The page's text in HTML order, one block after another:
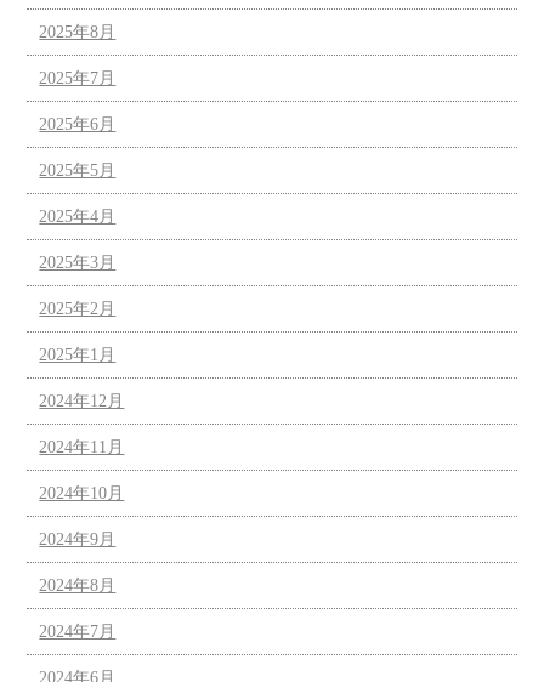
2025年8月
2025年7月
2025年6月
2025年5月
2025年4月
2025年3月
2025年2月
2025年1月
2024年12月
2024年11月
2024年10月
2024年9月
2024年8月
2024年7月
2024年6月